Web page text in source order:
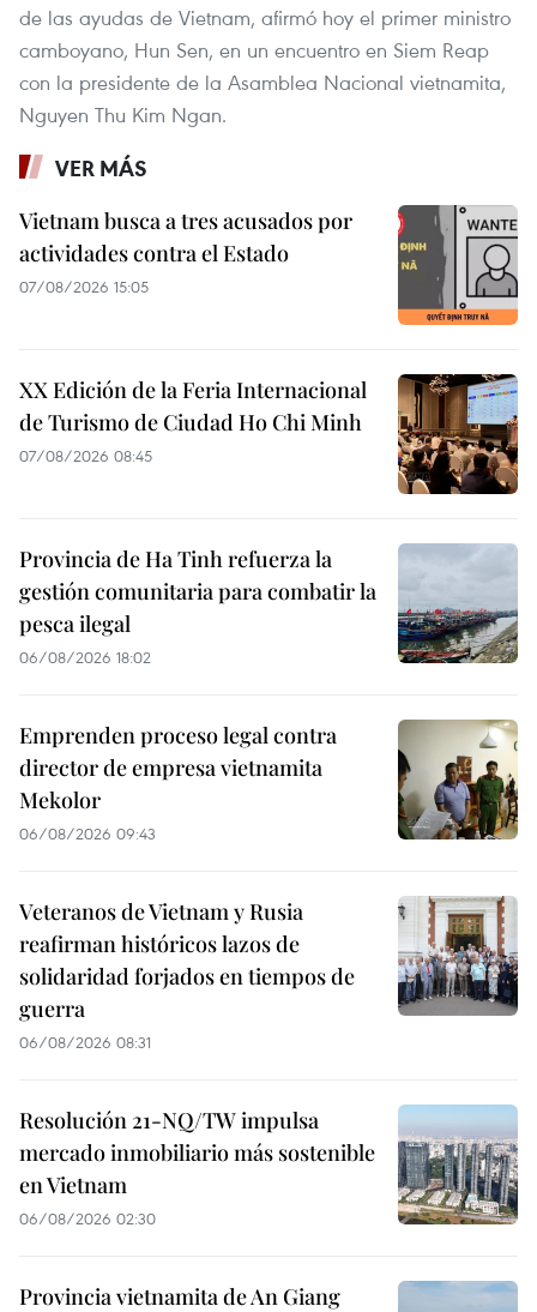
de las ayudas de Vietnam, afirmó hoy el primer ministro
camboyano, Hun Sen, en un encuentro en Siem Reap
con la presidente de la Asamblea Nacional vietnamita,
Nguyen Thu Kim Ngan.
VER MÁS
Vietnam busca a tres acusados por
actividades contra el Estado
07/08/2026 15:05
XX Edición de la Feria Internacional
de Turismo de Ciudad Ho Chi Minh
07/08/2026 08:45
Provincia de Ha Tinh refuerza la
gestión comunitaria para combatir la
pesca ilegal
06/08/2026 18:02
Emprenden proceso legal contra
director de empresa vietnamita
Mekolor
06/08/2026 09:43
Veteranos de Vietnam y Rusia
reafirman históricos lazos de
solidaridad forjados en tiempos de
guerra
06/08/2026 08:31
Resolución 21-NQ/TW impulsa
mercado inmobiliario más sostenible
en Vietnam
06/08/2026 02:30
Provincia vietnamita de An Giang